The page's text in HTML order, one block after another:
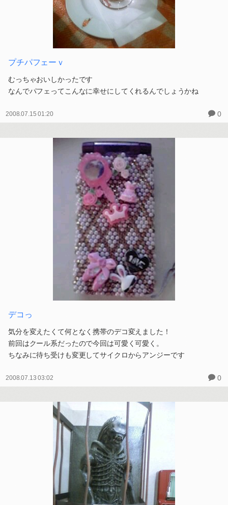
プチパフェーｖ
むっちゃおいしかったです
なんでパフェってこんなに幸せにしてくれるんでしょうかね
2008.07.15 01:20 0
デコっ
気分を変えたくて何となく携帯のデコ変えました！
前回はクール系だったので今回は可愛く可愛く。
ちなみに待ち受けも変更してサイクロからアンジーです
2008.07.13 03:02 0